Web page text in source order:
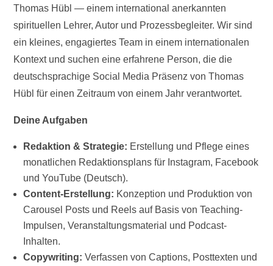
Thomas Hübl — einem international anerkannten
spirituellen Lehrer, Autor und Prozessbegleiter. Wir sind
ein kleines, engagiertes Team in einem internationalen
Kontext und suchen eine erfahrene Person, die die
deutschsprachige Social Media Präsenz von Thomas
Hübl für einen Zeitraum von einem Jahr verantwortet.
Deine Aufgaben
Redaktion & Strategie: Erstellung und Pflege eines
monatlichen Redaktionsplans für Instagram, Facebook
und YouTube (Deutsch).
Content-Erstellung: Konzeption und Produktion von
Carousel Posts und Reels auf Basis von Teaching-
Impulsen, Veranstaltungsmaterial und Podcast-
Inhalten.
Copywriting:Verfassen von Captions, Posttexten und